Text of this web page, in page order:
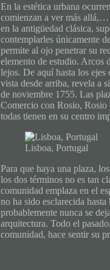
En la estética urbana
comienzan a ver más allá,…
en la antigüedad clásica,
contemplarles únicamente
permite al ojo penetrar su
elemento de estudio. Arcos
lejos. De aquí hasta los ejes
vista desde arriba, revela a
de noviembre 1755. Las
Comercio con Rosio, Rosio
todas tienen en su centro
Lisboa, Portugal
Para que haya una plaza,
los dos términos no es tan
comunidad emplaza en el
no ha sido esclarecida
probablemente nunca se
arquitectura. Todo el
comunidad, hace sentir su